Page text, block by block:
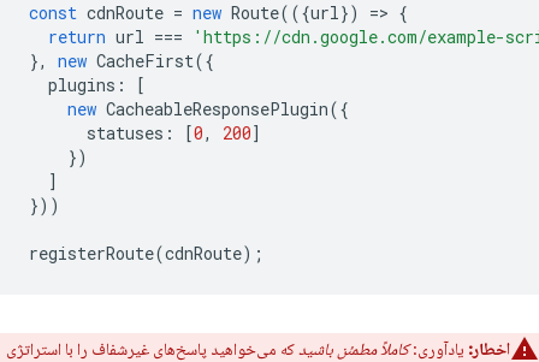
const cdnRoute = new Route(({url}) => {
return url ===
'https://cdn.google.com/example-
},
new CacheFirst({
plugins :
[
new CacheableResponsePlugin({
statuses : [0, 200]
})
]
}))
registerRoute(cdnRoute);
اخطار: یادآوری:کاملاً مطمئن باشیدکه می‌خواهید پاسخ‌های غیرشفاف را با استراتژی